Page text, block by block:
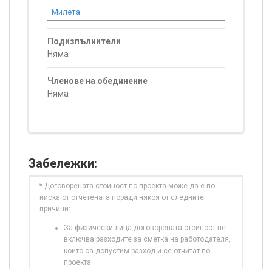
Милета
Подизпълнители
Няма
Членове на обединение
Няма
Забележки:
* Договорената стойност по проекта може да е по-
ниска от отчетената поради някоя от следните
причини:
За физически лица договорената стойност не
включва разходите за сметка на работодателя,
които са допустим разход и се отчитат по
проекта